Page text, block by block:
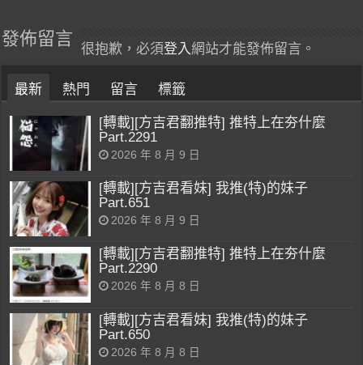
發佈留言
很抱歉，必須登入網站才能發佈留言。
最新 熱門 留言 標籤
[轉載][方吉君翻推特] 推特上在夯什麼
Part.2291
2026 年 8 月 9 日
[轉載][方吉君看妹] 我推(特)的妹子
Part.651
2026 年 8 月 9 日
[轉載][方吉君翻推特] 推特上在夯什麼
Part.2290
2026 年 8 月 8 日
[轉載][方吉君看妹] 我推(特)的妹子
Part.650
2026 年 8 月 8 日